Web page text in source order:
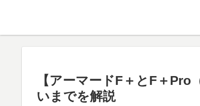
【アーマードF＋とF＋
いまでを解説